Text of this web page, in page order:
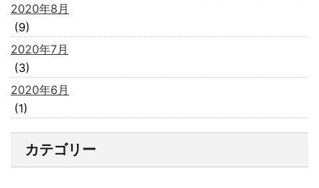
2020年8月
(9)
2020年7月
(3)
2020年6月
(1)
カテゴリー